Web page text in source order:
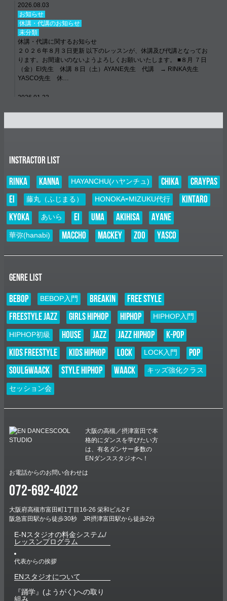
年末年始について
【年末年始について】 12/29(日)〜1/6(月) 全クラス休講 Dance School
E-N STUDIO TEL: 072-692-4022 LINE ID: e-nstudio6534 #ens…
2026.08.03
お知らせ
休講・代講のお知らせ
未分類
休講・代講に関するお知らせ
２０２６年８月３日更新 以下のレッスンが、休講及び代講となってお
ります。お間違いのないようよろしくお願いいたします。 ■８月 ７日
（金）EI先生 休講 ８日（土）AYANE先生 代講 → RINKA先生
YASCO先生 休…
2026.01.23
大阪市城東区鴫野西２-１-２１
2026.01.01
E–Nニュース
お知らせ
未分類
謹賀新年
新年あけましておめでとうございます 旧年中は大変お世話になり 誠
に有難うございました 本年も一つずつの「縁」を大切に ダンスを通じ
て沢山の笑顔と感動をクリエイトして参りますので 本年も変わらず
ご指導ご鞭撻のほど 宜しく…
2025.11.07
NEW LESSON
お知らせ
未分類
NEW LESSON スタート！！
POPの要素を取り入れた独自のHIPHOPスタイル「KANNA」による、
キッズ（中学生まで）を対象としたクラスがスタート致します！ お申
し込み先着７名様に、11/29、12/6の２回分のチケットプレゼント！ 本
日（11…
2025.11.01
E–Nニュース
お知らせ
未分類
２０２５年E-Nハロウィンダンスコンテスト！！ 個性豊かな９作品のエ
のクラスやメンバーの楽しい雰囲気がすごく伝わってきました！ どの
作品も甲乙つけ難い内容と…
INSTRACTOR LIST
RINKA
KANNA HAYANCHU(ハヤンチュ) CHIKA
CRAYPAS
EI
藤丸（ふじまる） HONOKA⇨MIZUKU代行
KINTARO
kyoka
あいら EI UMA AKIHISA AYANE
華弥(hanabi) MACCHO MACKEY ZOO YASCO
GENRE LIST
BEBOP
BEBOP入門 BREAKIN
FREE STYLE
FREESTYLE JAZZ
GIRLS HIPHOP HIPHOP HIPHOP入門
HIPHOP初級 HOUSE JAZZ JAZZ HIPHOP
K-POP
KIDS FREESTYLE
KIDS HIPHOP LOCK LOCK入門
POP
SOUL&WAACK
STYLE HIPHOP WAACK キッズ強化クラス
セッション会
大阪の高槻／摂津富田で本
格的にダンスを学びたい方
は、有名ダンサー多数の
ENダンススタジオへ！
お電話からのお問い合わせは
072-692-4022
大阪府高槻市富田町1丁目16-26 栄和ビル2Ｆ
阪急富田駅から徒歩30秒 JR摂津富田駅から徒歩2分
E-Nスタジオの料金システム/
レッスンプログラム
代表からの挨拶
ENスタジオについて
『踊学』(ようがく)への取り
組み